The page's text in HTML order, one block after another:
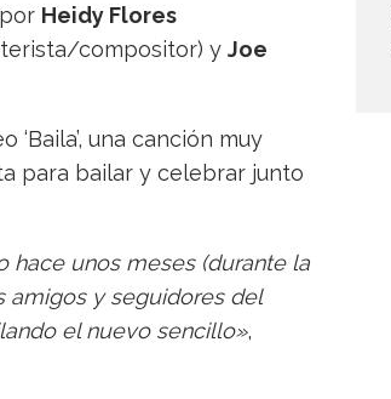
Heidy Flores
compositor) y Joe
una canción muy
para bailar y celebrar junto
hace unos meses (durante la
amigos y seguidores del
el nuevo sencillo»,